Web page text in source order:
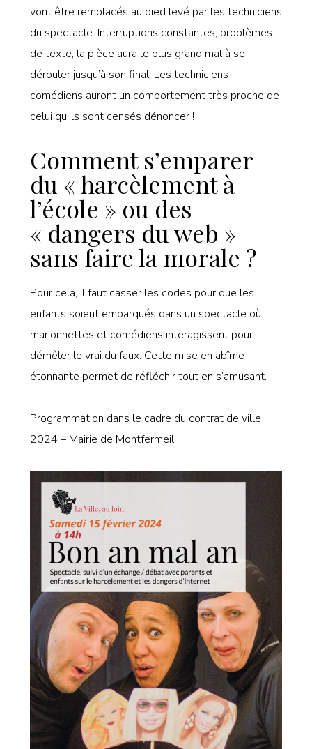
vont être remplacés au pied levé par les techniciens
du spectacle. Interruptions constantes, problèmes
de texte, la pièce aura le plus grand mal à se
dérouler jusqu’à son final. Les techniciens-
comédiens auront un comportement très proche de
celui qu’ils sont censés dénoncer !
Comment s’emparer
du « harcèlement à
l’école » ou des
« dangers du web »
sans faire la morale ?
Pour cela, il faut casser les codes pour que les
enfants soient embarqués dans un spectacle où
marionnettes et comédiens interagissent pour
démêler le vrai du faux. Cette mise en abîme
étonnante permet de réfléchir tout en s’amusant.
Programmation dans le cadre du contrat de ville
2024 – Mairie de Montfermeil